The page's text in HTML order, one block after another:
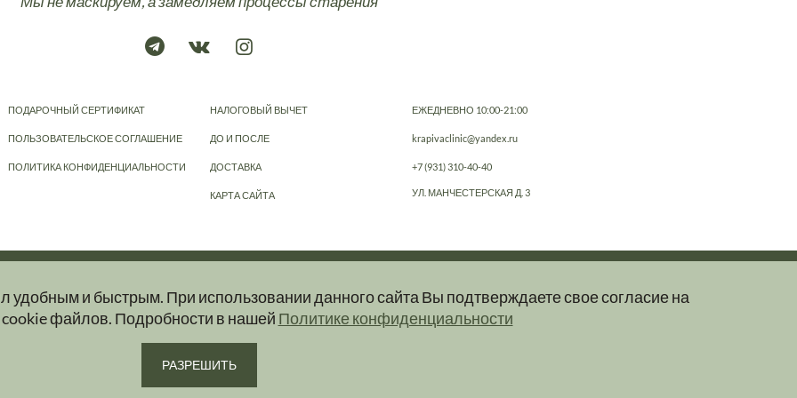
удобным и быстрым. При использовании данного сайта Вы подтверждаете свое согласие на
файлов. Подробности в нашей Политике конфиденциальности
РАЗРЕШИТЬ
ПОДАРОЧНЫЙ СЕРТИФИКАТ
ПОЛЬЗОВАТЕЛЬСКОЕ СОГЛАШЕНИЕ
ПОЛИТИКА КОНФИДЕНЦИАЛЬНОСТИ
НАЛОГОВЫЙ ВЫЧЕТ
ДО И ПОСЛЕ
ДОСТАВКА
КАРТА САЙТА
ЕЖЕДНЕВНО 10:00-21:00
krapivaclinic@yandex.ru
+7 (931) 310-40-40
УЛ. МАНЧЕСТЕРСКАЯ Д. 3
и ни при каких условиях информационные материалы, размещенные на сайте, не являются публичной офертой.
и актуальную информацию об услугах вы можете получить при обращении в клинику.